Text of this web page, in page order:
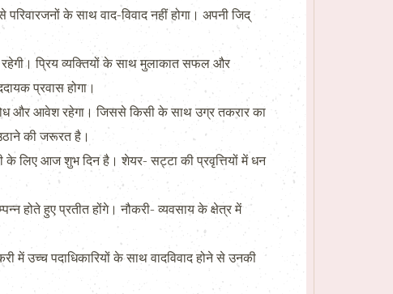
के साथ वाद-विवाद नहीं होगा। अपनी जिद्
रहेगी। प्रिय व्यक्तियों के साथ मुलाकात सफल और
प्रवास होगा।
और आवेश रहेगा। जिससे किसी के साथ उग्र तकरार का
की जरूरत है।
लिए आज शुभ दिन है। शेयर- सट्टा की प्रवृत्तियों में धन
होते हुए प्रतीत होंगे। नौकरी- व्यवसाय के क्षेत्र में
पदाधिकारियों के साथ वादविवाद होने से उनकी